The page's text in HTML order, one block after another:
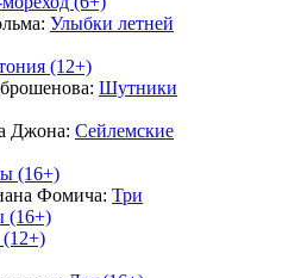
: Улыбки летней
(12+)
: Шутники
Джона: Сейлемские
(16+)
Фомича: Три
(16+)